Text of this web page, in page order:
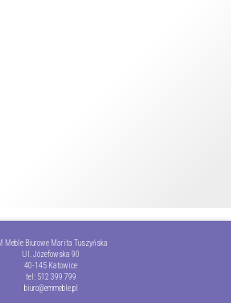
Meble Biurowe Marita Tuszyńska
Ul. Józefowska 90
40-145 Katowice
tel: 512 399 799
biuro@emmeble.pl